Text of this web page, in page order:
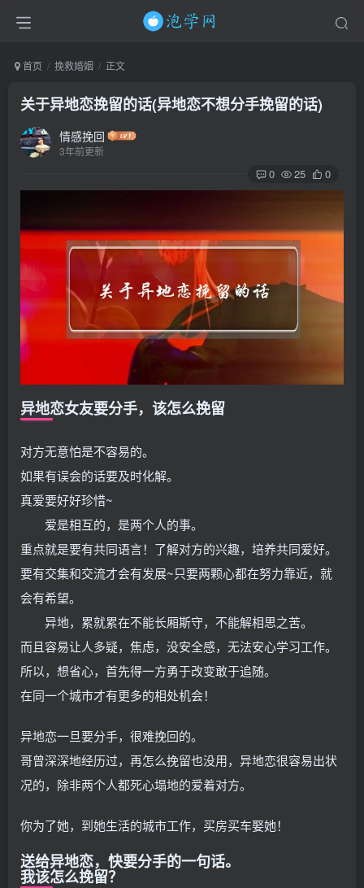
首页 挽救婚姻 正文
关于异地恋挽留的话(异地恋不想分手挽留的话)
情感挽回
3年前更新
0 25 0
异地恋女友要分手，该怎么挽留
对方无意怕是不容易的。
如果有误会的话要及时化解。
真爱要好好珍惜~
爱是相互的，是两个人的事。
重点就是要有共同语言！了解对方的兴趣，培养共同爱好。
要有交集和交流才会有发展~只要两颗心都在努力靠近，就
会有希望。
异地，累就累在不能长厢斯守，不能解相思之苦。
而且容易让人多疑，焦虑，没安全感，无法安心学习工作。
所以，想省心，首先得一方勇于改变敢于追随。
在同一个城市才有更多的相处机会！
异地恋一旦要分手，很难挽回的。
哥曾深深地经历过，再怎么挽留也没用，异地恋很容易出状
况的，除非两个人都死心塌地的爱着对方。
你为了她，到她生活的城市工作，买房买车娶她！
送给异地恋，快要分手的一句话。
我该怎么挽留？